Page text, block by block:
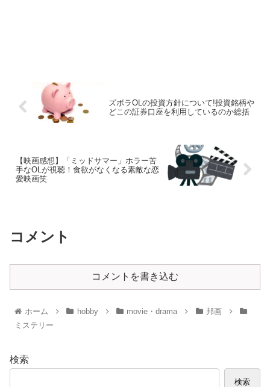
ズボラOLの投資方針について!投資銘柄や
どこの証券口座を利用しているのか総括
【映画感想】「ミッドサマー」ホラー苦
手なOLが視聴！食欲がなくなる素敵な恋
愛映画笑
コメント
コメントを書き込む
ホーム hobby movie・drama
邦画
ミステリー
検索
検索